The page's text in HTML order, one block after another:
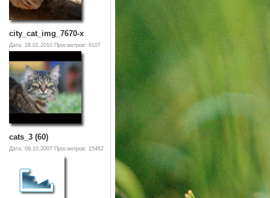
city_cat_img_7670-x
Дата: 28.01.2010 Просмотров: 6107
cats_3 (60)
Дата: 09.10.2007 Просмотров: 15462